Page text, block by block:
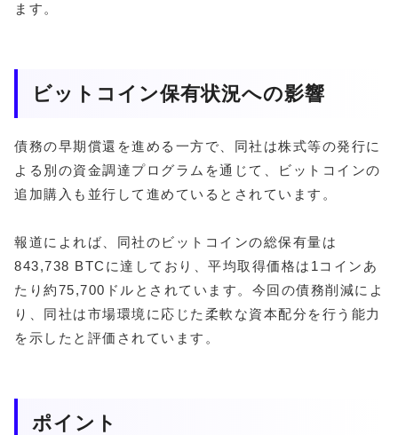
ます。
ビットコイン保有状況への影響
債務の早期償還を進める一方で、同社は株式等の発行に
よる別の資金調達プログラムを通じて、ビットコインの
追加購入も並行して進めているとされています。
報道によれば、同社のビットコインの総保有量は
843,738 BTCに達しており、平均取得価格は1コインあ
たり約75,700ドルとされています。今回の債務削減によ
り、同社は市場環境に応じた柔軟な資本配分を行う能力
を示したと評価されています。
ポイント